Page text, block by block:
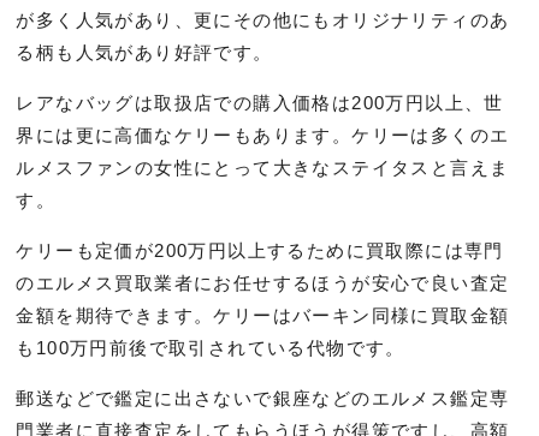
が多く人気があり、更にその他にもオリジナリティのあ
る柄も人気があり好評です。
レアなバッグは取扱店での購入価格は200万円以上、世
界には更に高価なケリーもあります。ケリーは多くのエ
ルメスファンの女性にとって大きなステイタスと言えま
す。
ケリーも定価が200万円以上するために買取際には専門
のエルメス買取業者にお任せするほうが安心で良い査定
金額を期待できます。ケリーはバーキン同様に買取金額
も100万円前後で取引されている代物です。
郵送などで鑑定に出さないで銀座などのエルメス鑑定専
門業者に直接査定をしてもらうほうが得策ですし、高額